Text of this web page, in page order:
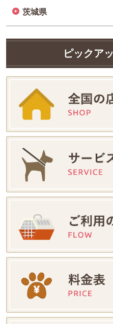
茨城県
ピックア